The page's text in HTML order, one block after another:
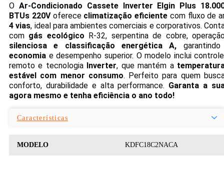
O Ar-Condicionado Cassete Inverter Elgin Plus
BTUs 220Voferece climatização eficiente com fluxo de
4 vias, ideal para ambientes comerciais e corporativos.
com gás ecológico R-32, serpentina de cobre,
silenciosa e classificação energética A, garantindo
economia e desempenho superior. O modelo inclui controle
remoto e tecnologia Inverter, que mantém a
estável com menor consumo. Perfeito para quem
conforto, durabilidade e alta performance. Garanta a
agora mesmo e tenha eficiência o ano todo!
Características
MODELO KDFC18C2NACA